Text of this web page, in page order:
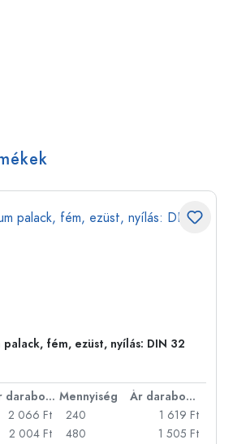
fém, ezüst, nyílás: DIN 32
Ár darabonként Mennyiség
Ár darabonként
2 066 Ft
2 004 Ft
240
1 619 Ft
480
1 505 Ft